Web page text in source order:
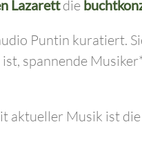
Lazarettdie
Puntin kuratiert.
spannende
Musik ist